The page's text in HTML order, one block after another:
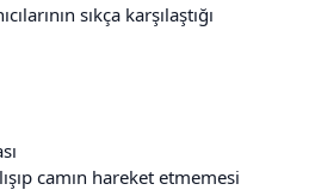
sıkça karşılaştığı
camın hareket etmemesi